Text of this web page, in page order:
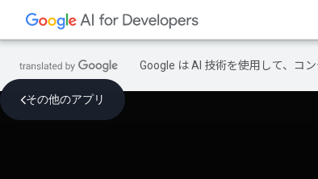
Google は AI 技術を使用して、コ
その他のアプリ